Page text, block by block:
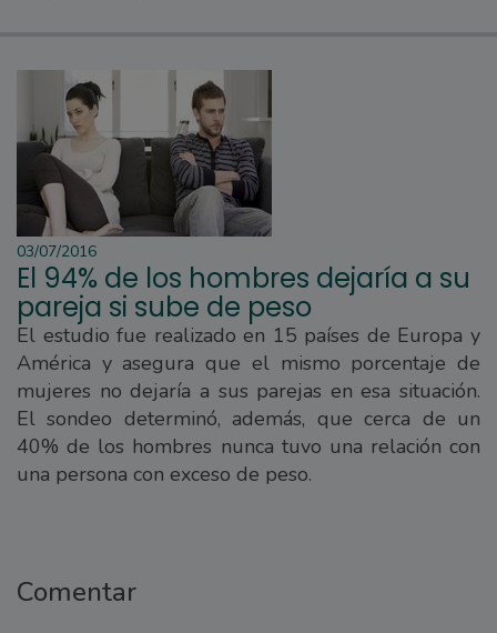
03/07/2016
El 94% de los hombres dejaría a su
pareja si sube de peso
El estudio fue realizado en 15 países de Europa y
América y asegura que el mismo porcentaje de
mujeres no dejaría a sus parejas en esa situación.
El sondeo determinó, además, que cerca de un
40% de los hombres nunca tuvo una relación con
una persona con exceso de peso.
Comentar